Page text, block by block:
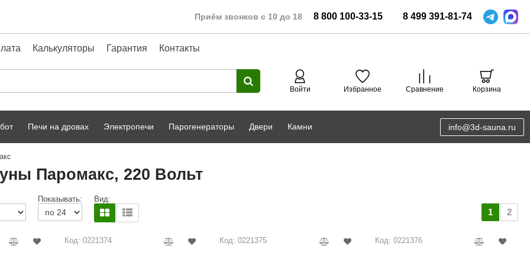
Приём звонков с 10 до 18 8 800 100-33-15 8 499 391-81-74
Калькуляторы Гарантия Контакты
Войти Избранное Сравнение Корзина
A-Panel Руспанель
Печи на дровах Электропечи Парогенераторы Двери Камни info@3d-sauna.ru
Паромакс, 220 Вольт
Показывать: Вид:
1 2
Код: 0221374 Код: 0221375 Код: 0221376